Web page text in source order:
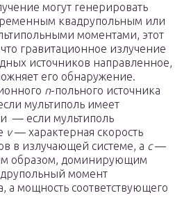
могут генерировать
квадрупольным или
моментами, этот
гравитационное излучение
источников направленное,
его обнаружение.
n-польного источника
мультиполь имеет
— если мультиполь
v— характерная скорость
в излучающей системе, а c—
образом, доминирующим
момент
а мощность соответствующего